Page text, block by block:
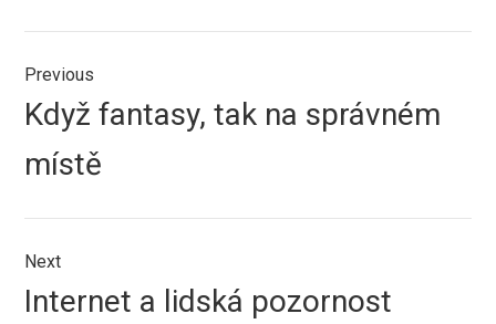
pro
příspěvek
Previous
Previous
post:
Když fantasy, tak na správném
místě
Next
Next
post:
Internet a lidská pozornost